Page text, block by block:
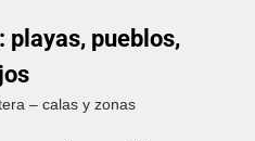
playas, pueblos,
– calas y zonas